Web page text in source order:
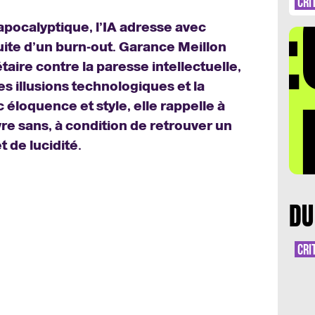
l’IA adresse avec
d’un burn-out. Garance Meillon
contre la paresse intellectuelle,
illusions technologiques et la
éloquence et style, elle rappelle à
sans, à condition de retrouver un
de lucidité.
LA